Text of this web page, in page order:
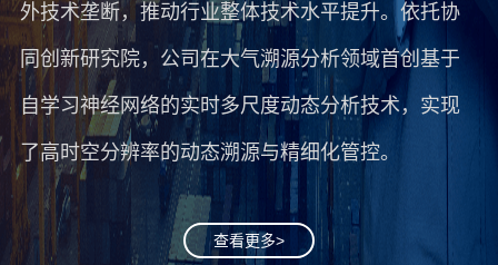
外技术垄断，推动行业整体技术水平提升。依托协
同创新研究院，公司在大气溯源分析领域首创基于
自学习神经网络的实时多尺度动态分析技术，实现
了高时空分辨率的动态溯源与精细化管控。
查看更多>